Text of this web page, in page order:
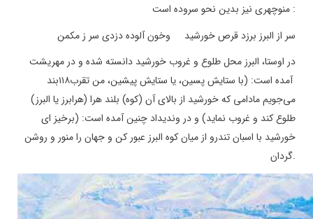
منوچهری نیز بدین نحو سروده است :
سر از البرز برزد قرص خورشید وخون آلوده دزدی سر ز مکمن
در اوستا، البرز محل طلوع و غروب خورشید دانسته شده و در مهریشت
بند۱۱۸آمده است: (با ستایش پسین، یا ستایش پیشین، من تقرب
می‌جویم مادامی که خورشید از بالای آن (کوه) بلند هرا (هرابرز یا البرز)
طلوع کند و غروب نماید) و در وندیداد چنین آمده است: (برخیز ای
خورشید با اسبان تندرو از میان کوه البرز عبور کن و جهان را منور و روشن
گردان.